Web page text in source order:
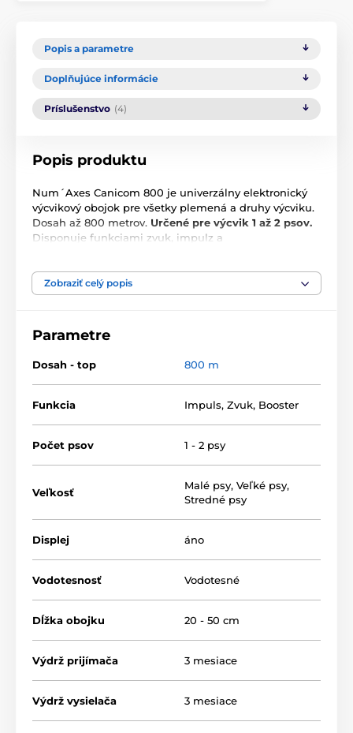
Popis a parametre
Doplňujúce informácie
Príslušenstvo (4)
Popis produktu
Num´Axes Canicom 800 je univerzálny elektronický
výcvikový obojok pre všetky plemená a druhy výcviku.
Dosah až 800 metrov. Určené pre výcvik 1 až 2 psov.
Disponuje funkciami zvuk, impulz a
prijímač. Ovládač je vybavený veľmi užitočným
tlačítkom pre rýchle vyslanie intenzívnejšieho
vopred naprogramovať na vhodnú veľkosť, vyššiu než
je bežne používaná pri výcviku. Toto "pohotovostné"
tlačítko je potom možno použiť v núdzovej situácii,
kedy je napr. treba rýchlo a dôrazne zastaviť psa a
bežne používaná úroveň by bola nedostatočná.
Zobraziť celý popis
Parametre
Dosah - top 800 m
Funkcia Impuls, Zvuk, Booster
Počet psov 1 - 2 psy
Veľkosť
Malé psy, Veľké psy,
Stredné psy
Displej áno
Vodotesnosť Vodotesné
Dĺžka obojku 20 - 50 cm
Výdrž prijímača 3 mesiace
Výdrž vysielača 3 mesiace